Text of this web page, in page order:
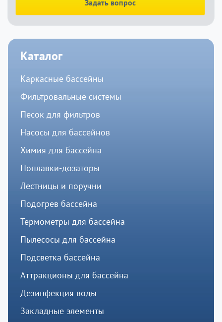
Задать вопрос
Каталог
Каркасные бассейны
Фильтровальные системы
Песок для фильтров
Насосы для бассейнов
Химия для бассейна
Поплавки-дозаторы
Лестницы и поручни
Подогрев бассейна
Термометры для бассейна
Пылесосы для бассейна
Подсветка бассейна
Аттракционы для бассейна
Дезинфекция воды
Закладные элементы